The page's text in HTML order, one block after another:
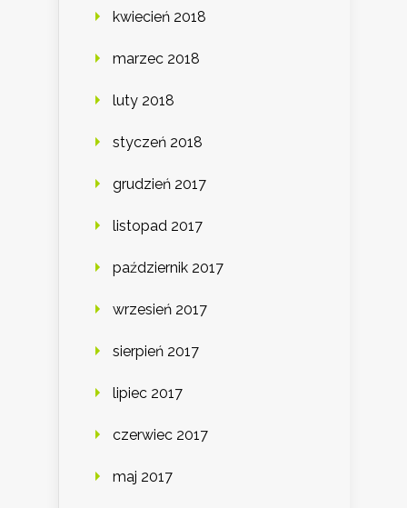
kwiecień 2018
marzec 2018
luty 2018
styczeń 2018
grudzień 2017
listopad 2017
październik 2017
wrzesień 2017
sierpień 2017
lipiec 2017
czerwiec 2017
maj 2017